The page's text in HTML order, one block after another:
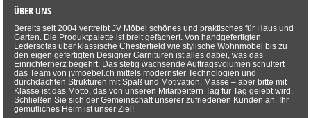
ÜBER UNS
Bereits seit 2004 vertreibt JV Möbel schönes und praktisches für Haus und
Garten. Die Produktpalette ist breit gefächert. Von handgefertigten
Ledersofas über klassische Chesterfield wie stylische Wohnmöbel bis zu
den eigen gefertigten Designer Garnituren ist alles dabei, was das
Einrichterherz begehrt. Das stetig wachsende Auftragsvolumen schultert
das Team von jvmoebel.ch mittels modernster Technologien und
durchdachten Strukturen mit Spaß und Motivation. Masse – aber bitte mit
Klasse ist das Motto, das von unseren Mitarbeitern Tag für Tag gelebt wird.
Schließen Sie sich der Gemeinschaft unserer zufriedenen Kunden an. Ihr
gemütliches Heim ist unser Ziel!